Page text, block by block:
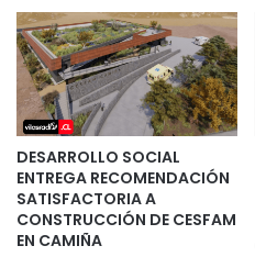
DESARROLLO SOCIAL
ENTREGA RECOMENDACIÓN
SATISFACTORIA A
CONSTRUCCIÓN DE CESFAM
EN CAMIÑA